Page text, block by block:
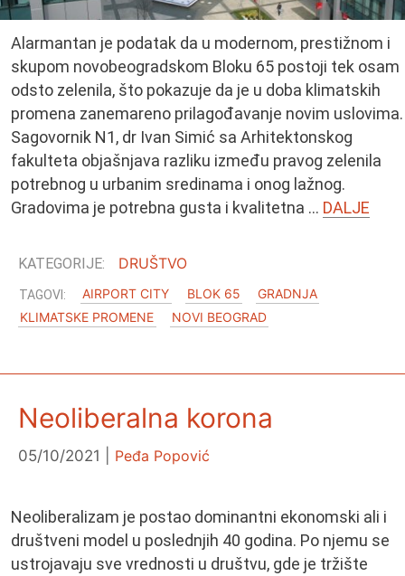
Alarmantan je podatak da u modernom, prestižnom i
skupom novobeogradskom Bloku 65 postoji tek osam
odsto zelenila, što pokazuje da je u doba klimatskih
promena zanemareno prilagođavanje novim uslovima.
Sagovornik N1, dr Ivan Simić sa Arhitektonskog
fakulteta objašnjava razliku između pravog zelenila
potrebnog u urbanim sredinama i onog lažnog.
Gradovima je potrebna gusta i kvalitetna … DALJE
DRUŠTVO
AIRPORT CITY BLOK 65
GRADNJA
KLIMATSKE PROMENE
NOVI BEOGRAD
Neoliberalna korona
05/10/2021 Peđa Popović
Neoliberalizam je postao dominantni ekonomski ali i
društveni model u poslednjih 40 godina. Po njemu se
ustrojavaju sve vrednosti u društvu, gde je tržište